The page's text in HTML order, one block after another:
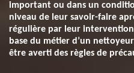
important ou dans un
niveau de leur savoir-faire
régulière par leur
base du métier d’un
être averti des règles de